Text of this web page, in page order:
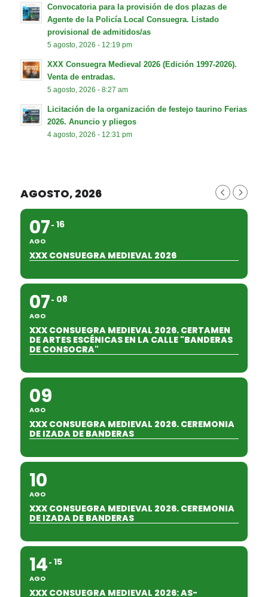
Convocatoria para la provisión de dos plazas de
Agente de la Policía Local Consuegra. Listado
provisional de admitidos/as
5 agosto, 2026 - 12:19 pm
XXX Consuegra Medieval 2026 (Edición 1997-2026).
Venta de entradas.
5 agosto, 2026 - 8:27 am
Licitación de la organización de festejo taurino Ferias
2026. Anuncio y pliegos
4 agosto, 2026 - 12:31 pm
AGOSTO, 2026
07
AGO
16
XXX CONSUEGRA MEDIEVAL 2026
07
AGO
08
XXX CONSUEGRA MEDIEVAL 2026. CERTAMEN
DE ARTES ESCÉNICAS EN LA CALLE "BANDERAS
DE CONSOCRA"
09
AGO
XXX CONSUEGRA MEDIEVAL 2026. CEREMONIA
DE IZADA DE BANDERAS
10
AGO
XXX CONSUEGRA MEDIEVAL 2026. CEREMONIA
DE IZADA DE BANDERAS
14
AGO
15
XXX CONSUEGRA MEDIEVAL 2026: AS-